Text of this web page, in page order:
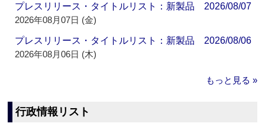
プレスリリース・タイトルリスト：新製品 2026/08/07
2026年08月07日 (金)
プレスリリース・タイトルリスト：新製品 2026/08/06
2026年08月06日 (木)
もっと見る »
行政情報リスト